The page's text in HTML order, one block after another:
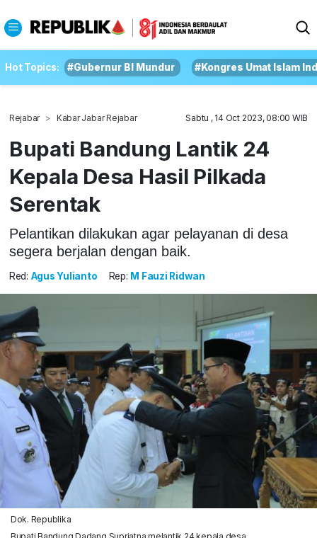
Hot Topics: #Gubernur BI Mundur #Kongres Umat Islam
Rejabar Kabar Jabar Rejabar Sabtu , 14 Oct 2023, 08:00 WIB
Bupati Bandung Lantik 24
Kepala Desa Hasil Pilkada
Serentak
Pelantikan dilakukan agar pelayanan di desa
segera berjalan dengan baik.
Red: Agus Yulianto Rep: M Fauzi Ridwan
Dok. Republika